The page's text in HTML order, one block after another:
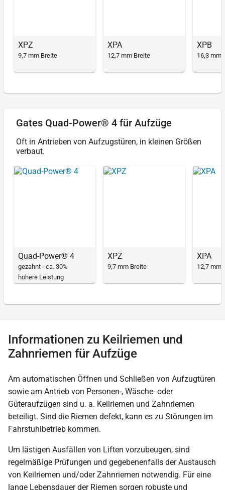
XPZ
9,7 mm Breite
XPA
12,7 mm Breite
XPB
16,3 mm
Gates Quad-Power® 4 für Aufzüge
Oft in Antrieben von Aufzugstüren, in kleinen Größen
verbaut.
Quad-Power® 4
gezahnt - ca. 30%
höhere Leistung
XPZ
9,7 mm Breite
XPA
12,7 mm
Informationen zu Keilriemen und
Zahnriemen für Aufzüge
Am automatischen Öffnen und Schließen von Aufzugtüren
sowie am Antrieb von Personen-, Wäsche- oder
Güteraufzügen sind u. a. Keilriemen und Zahnriemen
beteiligt. Sind die Riemen defekt, kann es zu Störungen im
Fahrstuhlbetrieb kommen.
Um lästigen Ausfällen von Liften vorzubeugen, sind
regelmäßige Prüfungen und gegebenenfalls der Austausch
von Keilriemen und/oder Zahnriemen notwendig. Für eine
lange Lebensdauer der Riemen sorgen robuste und